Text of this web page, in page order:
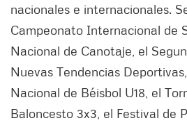
nacionales e internacionales.
Campeonato Internacional de
Nacional de Canotaje, el
Nuevas Tendencias
Nacional de Béisbol U18, el
Baloncesto 3x3, el Festival de